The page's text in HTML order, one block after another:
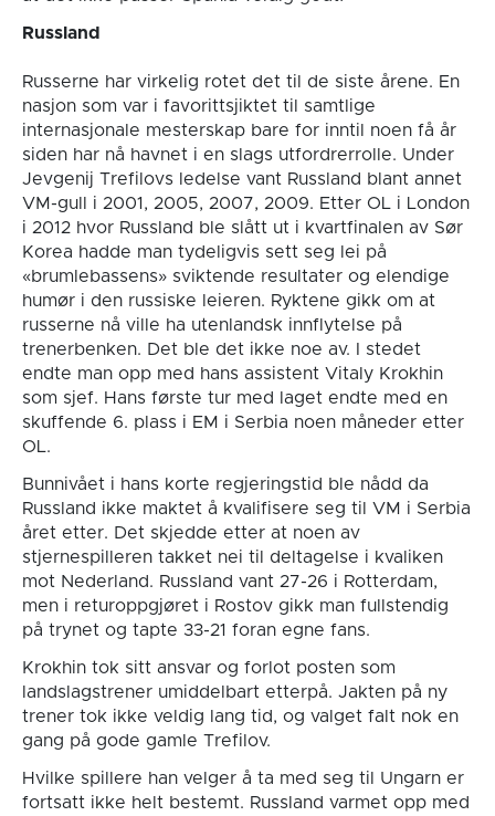
Russland
Russerne har virkelig rotet det til de siste årene. En
nasjon som var i favorittsjiktet til samtlige
internasjonale mesterskap bare for inntil noen få år
siden har nå havnet i en slags utfordrerrolle. Under
Jevgenij Trefilovs ledelse vant Russland blant annet
VM-gull i 2001, 2005, 2007, 2009. Etter OL i London
i 2012 hvor Russland ble slått ut i kvartfinalen av Sør
Korea hadde man tydeligvis sett seg lei på
«brumlebassens» sviktende resultater og elendige
humør i den russiske leieren. Ryktene gikk om at
russerne nå ville ha utenlandsk innflytelse på
trenerbenken. Det ble det ikke noe av. I stedet
endte man opp med hans assistent Vitaly Krokhin
som sjef. Hans første tur med laget endte med en
skuffende 6. plass i EM i Serbia noen måneder etter
OL.
Bunnivået i hans korte regjeringstid ble nådd da
Russland ikke maktet å kvalifisere seg til VM i Serbia
året etter. Det skjedde etter at noen av
stjernespilleren takket nei til deltagelse i kvaliken
mot Nederland. Russland vant 27-26 i Rotterdam,
men i returoppgjøret i Rostov gikk man fullstendig
på trynet og tapte 33-21 foran egne fans.
Krokhin tok sitt ansvar og forlot posten som
landslagstrener umiddelbart etterpå. Jakten på ny
trener tok ikke veldig lang tid, og valget falt nok en
gang på gode gamle Trefilov.
Hvilke spillere han velger å ta med seg til Ungarn er
fortsatt ikke helt bestemt. Russland varmet opp med